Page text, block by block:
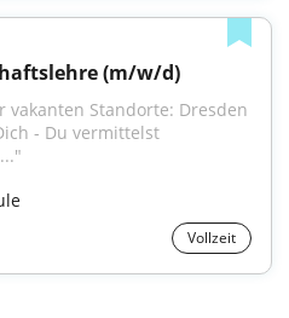
(m/w/d)
vakanten Standorte: Dresden
- Du vermittelst
Vollzeit